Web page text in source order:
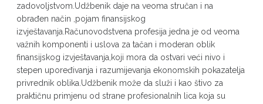
zadovoljstvom.Udžbenik daje na veoma stručan i na
obrađen način ,pojam finansijskog
izvještavanja.Računovodstvena profesija jedna je od veoma
važnih komponenti i uslova za tačan i moderan oblik
finansijskog izvještavanja,koji mora da ostvari veći nivo i
stepen upoređivanja i razumijevanja ekonomskih pokazatelja
privrednik oblika.Udžbenik može da služi i kao štivo za
praktičnu primjenu od strane profesionalnih lica koja su